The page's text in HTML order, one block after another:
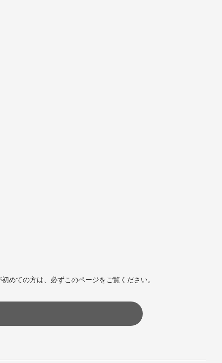
めての方は、必ずこのページをご覧ください。